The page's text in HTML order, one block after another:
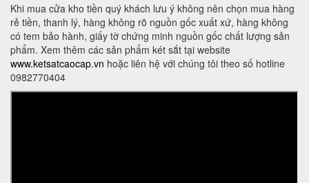
Khi mua cửa kho tiền quý khách lưu ý không nên chọn mua hàng
rẻ tiền, thanh lý, hàng không rõ nguồn gốc xuất xứ, hàng không
có tem bảo hành, giấy tờ chứng minh nguồn gốc chất lượng sản
phẩm. Xem thêm các sản phẩm két sắt tại website
www.ketsatcaocap.vn hoặc liên hệ với chúng tôi theo số hotline
0982770404